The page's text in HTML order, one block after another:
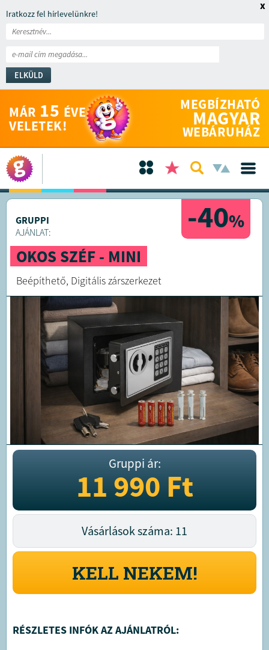
Iratkozz fel hírlevelünkre!
ELKÜLD
x
MÁR 15 ÉVE
VELETEK!
MEGBÍZHATÓ
MAGYAR
WEBÁRUHÁZ
-40%
GRUPPI
AJÁNLAT:
OKOS SZÉF - MINI
Beépíthető, Digitális zárszerkezet
Gruppi ár:
11 990Ft
Vásárlások száma: 11
KELL NEKEM!
RÉSZLETES INFÓK AZ AJÁNLATRÓL: